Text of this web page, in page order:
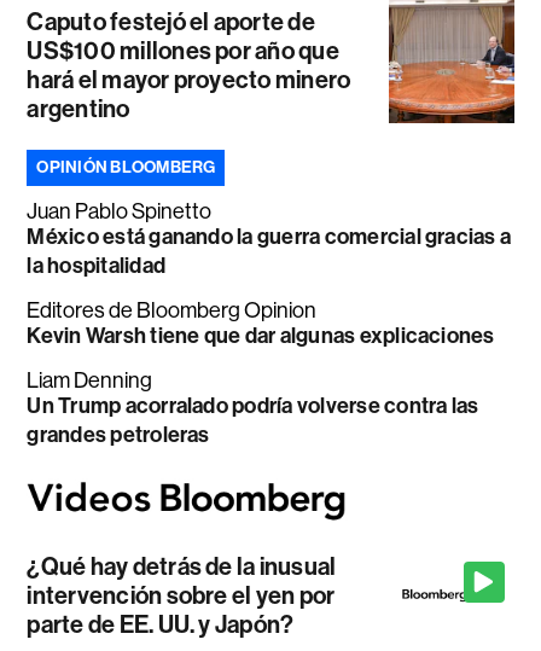
Caputo festejó el aporte de
US$100 millones por año que
hará el mayor proyecto minero
argentino
OPINIÓN BLOOMBERG
Juan Pablo Spinetto
México está ganando la guerra comercial gracias a
la hospitalidad
Editores de Bloomberg Opinion
Kevin Warsh tiene que dar algunas explicaciones
Liam Denning
Un Trump acorralado podría volverse contra las
grandes petroleras
¿Qué hay detrás de la inusual
intervención sobre el yen por
parte de EE. UU. y Japón?